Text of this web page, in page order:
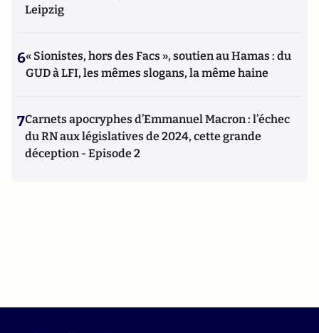
Leipzig
6« Sionistes, hors des Facs », soutien au Hamas : du
GUD à LFI, les mêmes slogans, la même haine
7Carnets apocryphes d’Emmanuel Macron : l’échec
du RN aux législatives de 2024, cette grande
déception - Episode 2